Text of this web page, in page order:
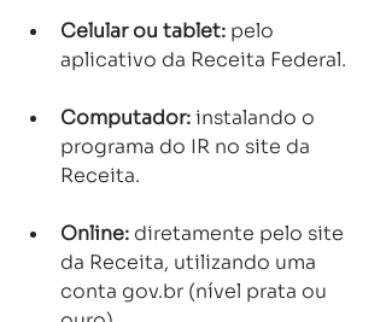
Celular ou tablet: pelo
aplicativo da Receita Federal.
Computador: instalando o
programa do IR no site da
Receita.
Online: diretamente pelo site
da Receita, utilizando uma
conta gov.br (nível prata ou